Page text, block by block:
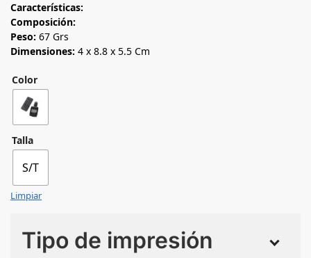
Características:
Composición:
Peso: 67 Grs
Dimensiones: 4 x 8.8 x 5.5 Cm
Color
Talla
S/T
Limpiar
Tipo de impresión